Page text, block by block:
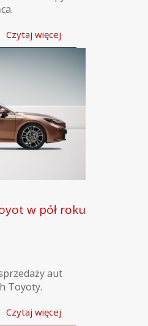
Czytaj więcej
w pół roku
aut
Toyoty.
Czytaj więcej